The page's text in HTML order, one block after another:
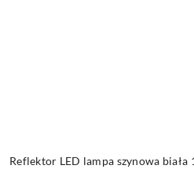
Reflektor LED lampa szynowa